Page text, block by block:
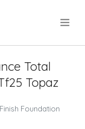
Total
Topaz
Foundation